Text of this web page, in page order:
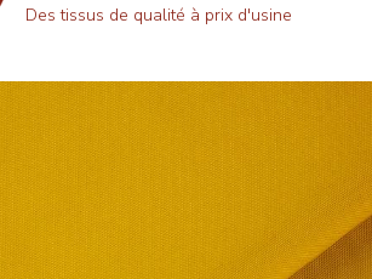
Des tissus de qualité à prix d'usine